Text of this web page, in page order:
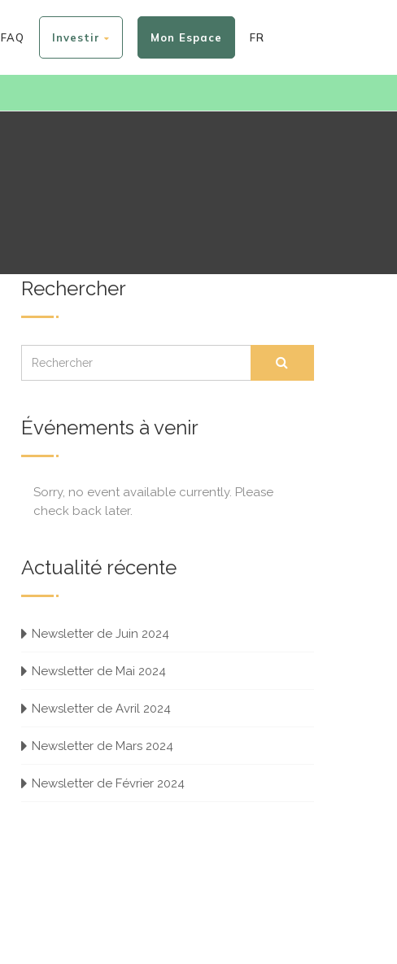
FAQ Investir Mon Espace FR
Rechercher
Événements à venir
Sorry, no event available currently. Please
check back later.
Actualité récente
Newsletter de Juin 2024
Newsletter de Mai 2024
Newsletter de Avril 2024
Newsletter de Mars 2024
Newsletter de Février 2024